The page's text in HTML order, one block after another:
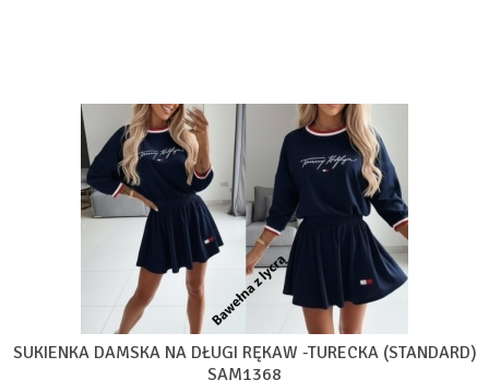
SUKIENKA DAMSKA NA DŁUGI RĘKAW -TURECKA (STANDARD)
SAM1368